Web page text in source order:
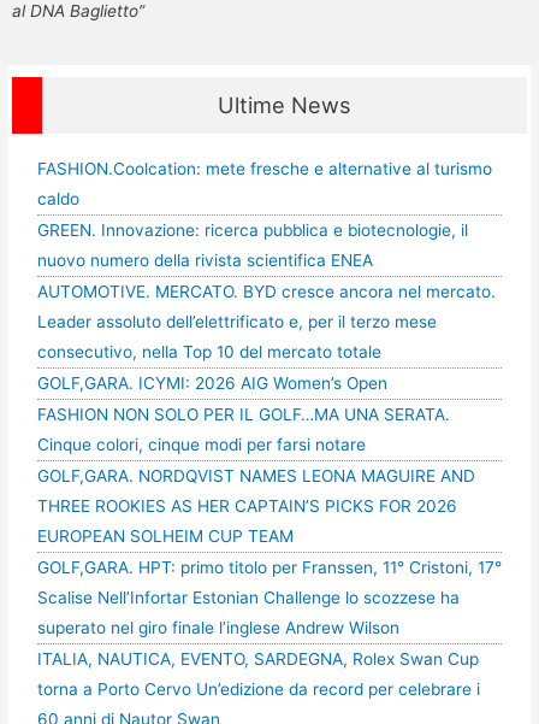
al DNA Baglietto”
Ultime News
FASHION.Coolcation: mete fresche e alternative al turismo
caldo
GREEN. Innovazione: ricerca pubblica e biotecnologie, il
nuovo numero della rivista scientifica ENEA
AUTOMOTIVE. MERCATO. BYD cresce ancora nel mercato.
Leader assoluto dell’elettrificato e, per il terzo mese
consecutivo, nella Top 10 del mercato totale
GOLF,GARA. ICYMI: 2026 AIG Women’s Open
FASHION NON SOLO PER IL GOLF…MA UNA SERATA.
Cinque colori, cinque modi per farsi notare
GOLF,GARA. NORDQVIST NAMES LEONA MAGUIRE AND
THREE ROOKIES AS HER CAPTAIN’S PICKS FOR 2026
EUROPEAN SOLHEIM CUP TEAM
GOLF,GARA. HPT: primo titolo per Franssen, 11° Cristoni, 17°
Scalise Nell’Infortar Estonian Challenge lo scozzese ha
superato nel giro finale l’inglese Andrew Wilson
ITALIA, NAUTICA, EVENTO, SARDEGNA, Rolex Swan Cup
torna a Porto Cervo Un’edizione da record per celebrare i
60 anni di Nautor Swan